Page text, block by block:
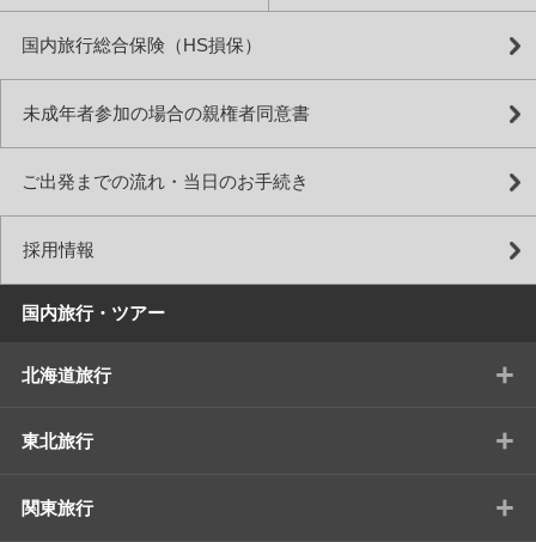
国内旅行総合保険（HS損保）
未成年者参加の場合の親権者同意書
ご出発までの流れ・当日のお手続き
採用情報
国内旅行・ツアー
北海道旅行 +
東北旅行 +
関東旅行 +